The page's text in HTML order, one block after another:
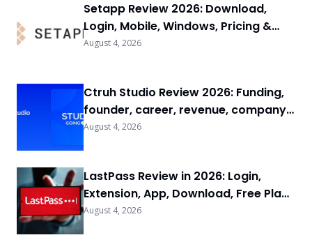
Setapp Review 2026: Download,
Login, Mobile, Windows, Pricing &
FAQs
August 4, 2026
Ctruh Studio Review 2026: Funding,
founder, career, revenue, company
background & FAQs
August 4, 2026
LastPass Review in 2026: Login,
Extension, App, Download, Free Plan
& FAQs
August 4, 2026